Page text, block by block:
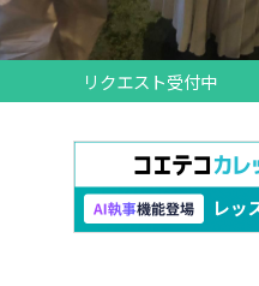
リクエスト受付中